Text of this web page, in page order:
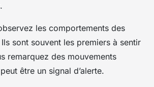
les comportements des
sont souvent les premiers à sentir
remarquez des mouvements
être un signal d’alerte.